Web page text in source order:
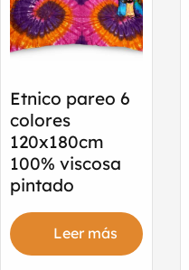
Etnico pareo 6
colores
120x180cm
100% viscosa
pintado
Leer más